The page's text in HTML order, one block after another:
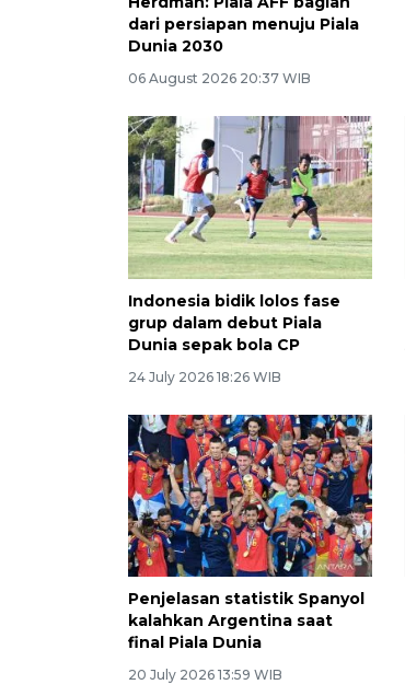
dari persiapan menuju Piala
Dunia 2030
06 August 2026 20:37 WIB
Indonesia bidik lolos fase
grup dalam debut Piala
Dunia sepak bola CP
24 July 2026 18:26 WIB
Penjelasan statistik Spanyol
kalahkan Argentina saat
final Piala Dunia
20 July 2026 13:59 WIB